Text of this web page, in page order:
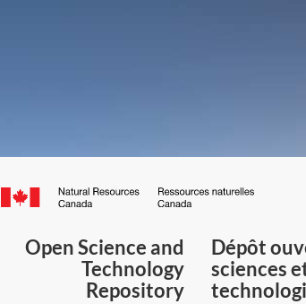
Canada.ca
du
Open Science and
Technology
Repository
Dépôt
sciences